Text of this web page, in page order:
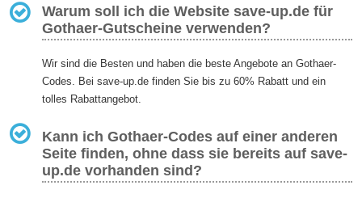
Warum soll ich die Website save-up.de für
Gothaer-Gutscheine verwenden?
Wir sind die Besten und haben die beste Angebote an Gothaer-
Codes. Bei save-up.de finden Sie bis zu 60% Rabatt und ein
tolles Rabattangebot.
Kann ich Gothaer-Codes auf einer anderen
Seite finden, ohne dass sie bereits auf save-
up.de vorhanden sind?